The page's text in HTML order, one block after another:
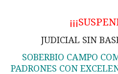
JUDICIAL SIN
SOBERBIO CAMPO
PADRONES CON